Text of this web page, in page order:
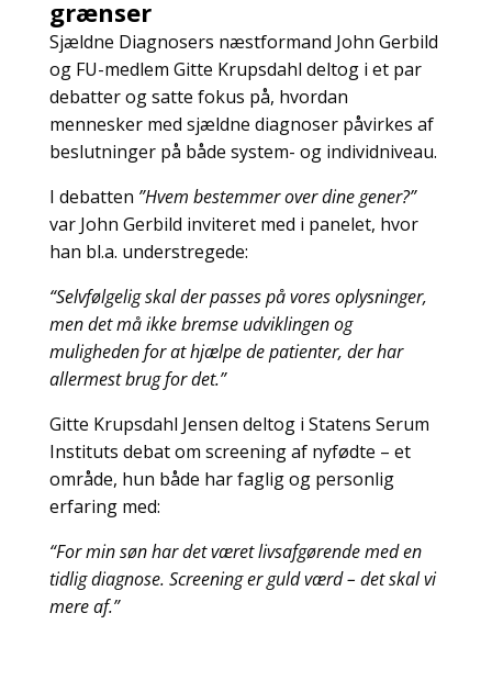
grænser
Sjældne Diagnosers næstformand John Gerbild
og FU-medlem Gitte Krupsdahl deltog i et par
debatter og satte fokus på, hvordan
mennesker med sjældne diagnoser påvirkes af
beslutninger på både system- og individniveau.
I debatten ”Hvem bestemmer over dine gener?”
var John Gerbild inviteret med i panelet, hvor
han bl.a. understregede:
“Selvfølgelig skal der passes på vores oplysninger,
men det må ikke bremse udviklingen og
muligheden for at hjælpe de patienter, der har
allermest brug for det.”
Gitte Krupsdahl Jensen deltog i Statens Serum
Instituts debat om screening af nyfødte – et
område, hun både har faglig og personlig
erfaring med:
“For min søn har det været livsafgørende med en
tidlig diagnose. Screening er guld værd – det skal vi
mere af.”